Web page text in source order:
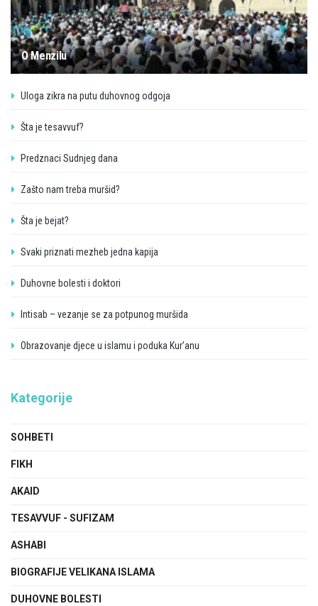
O Menzilu
Uloga zikra na putu duhovnog odgoja
Šta je tesavvuf?
Predznaci Sudnjeg dana
Zašto nam treba muršid?
Šta je bejat?
Svaki priznati mezheb jedna kapija
Duhovne bolesti i doktori
Intisab – vezanje se za potpunog muršida
Obrazovanje djece u islamu i poduka Kur’anu
Kategorije
SOHBETI
FIKH
AKAID
TESAVVUF - SUFIZAM
ASHABI
BIOGRAFIJE VELIKANA ISLAMA
DUHOVNE BOLESTI